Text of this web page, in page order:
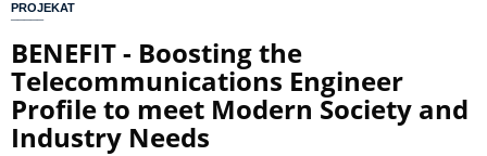
PROJEKAT
BENEFIT - Boosting the
Telecommunications Engineer
Profile to meet Modern Society and
Industry Needs